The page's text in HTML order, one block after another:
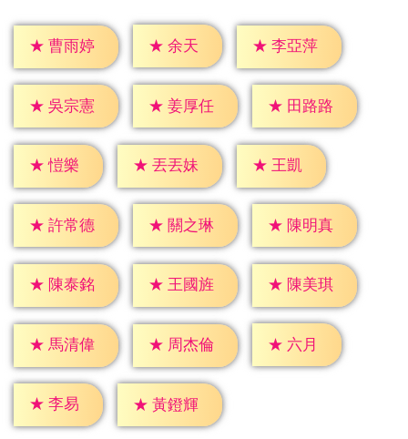
★ 曹雨婷 ★ 余天 ★ 李亞萍
★ 吳宗憲 ★ 姜厚任 ★ 田路路
★ 愷樂 ★ 丟丟妹 ★ 王凱
★ 許常德 ★ 關之琳 ★ 陳明真
★ 陳泰銘 ★ 王國旌 ★ 陳美琪
★ 馬清偉 ★ 周杰倫 ★ 六月
★ 李易 ★ 黃鐙輝